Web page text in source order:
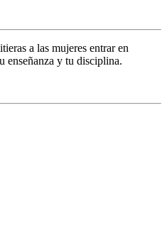
a las mujeres entrar en
enseñanza y tu disciplina.